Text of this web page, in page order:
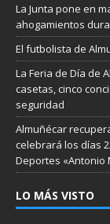
La Junta pone en
ahogamientos
El futbolista de
La Feria de Día de
casetas, cinco
seguridad
Almuñécar
celebrará los días
Deportes «Antonio
LO MÁS VISTO